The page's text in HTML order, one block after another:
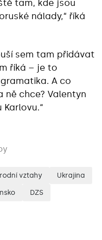
tam, kde jsou
nálady,“ říká
sem tam přidávat
říká – je to
A co
ně chce? Valentyn
Karlovu.“
vztahy Ukrajina
DZS